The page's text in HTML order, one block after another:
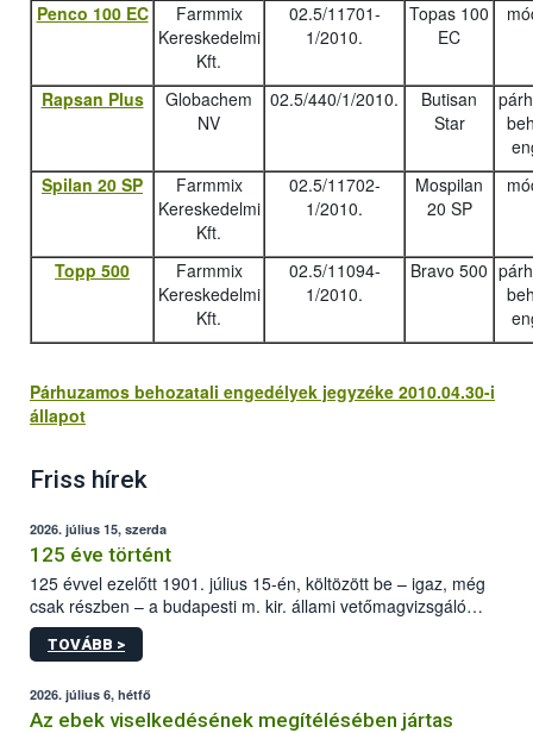
Penco 100 EC
Farmmix
Kereskedelmi
Kft.
02.5/11701-
1/2010.
Topas 100
EC
Rapsan Plus
Globachem
NV
02.5/440/1/2010.
Butisan
Star
Spilan 20 SP
Farmmix
Kereskedelmi
Kft.
02.5/11702-
1/2010.
Mospilan
20 SP
Topp 500
Farmmix
Kereskedelmi
Kft.
02.5/11094-
1/2010.
Bravo 500
Párhuzamos behozatali engedélyek jegyzéke 2010.04.30-i
állapot
Friss hírek
2026. július 15, szerda
125 éve történt
125 évvel ezelőtt 1901. július 15-én, költözött be – igaz, még
csak részben – a budapesti m. kir. állami vetőmagvizsgáló
állomás a Kis Rókus utca 15. szám alatti, Czigler Győző által
tervezett új épületébe.
TOVÁBB >
2026. július 6, hétfő
Az ebek viselkedésének megítélésében jártas